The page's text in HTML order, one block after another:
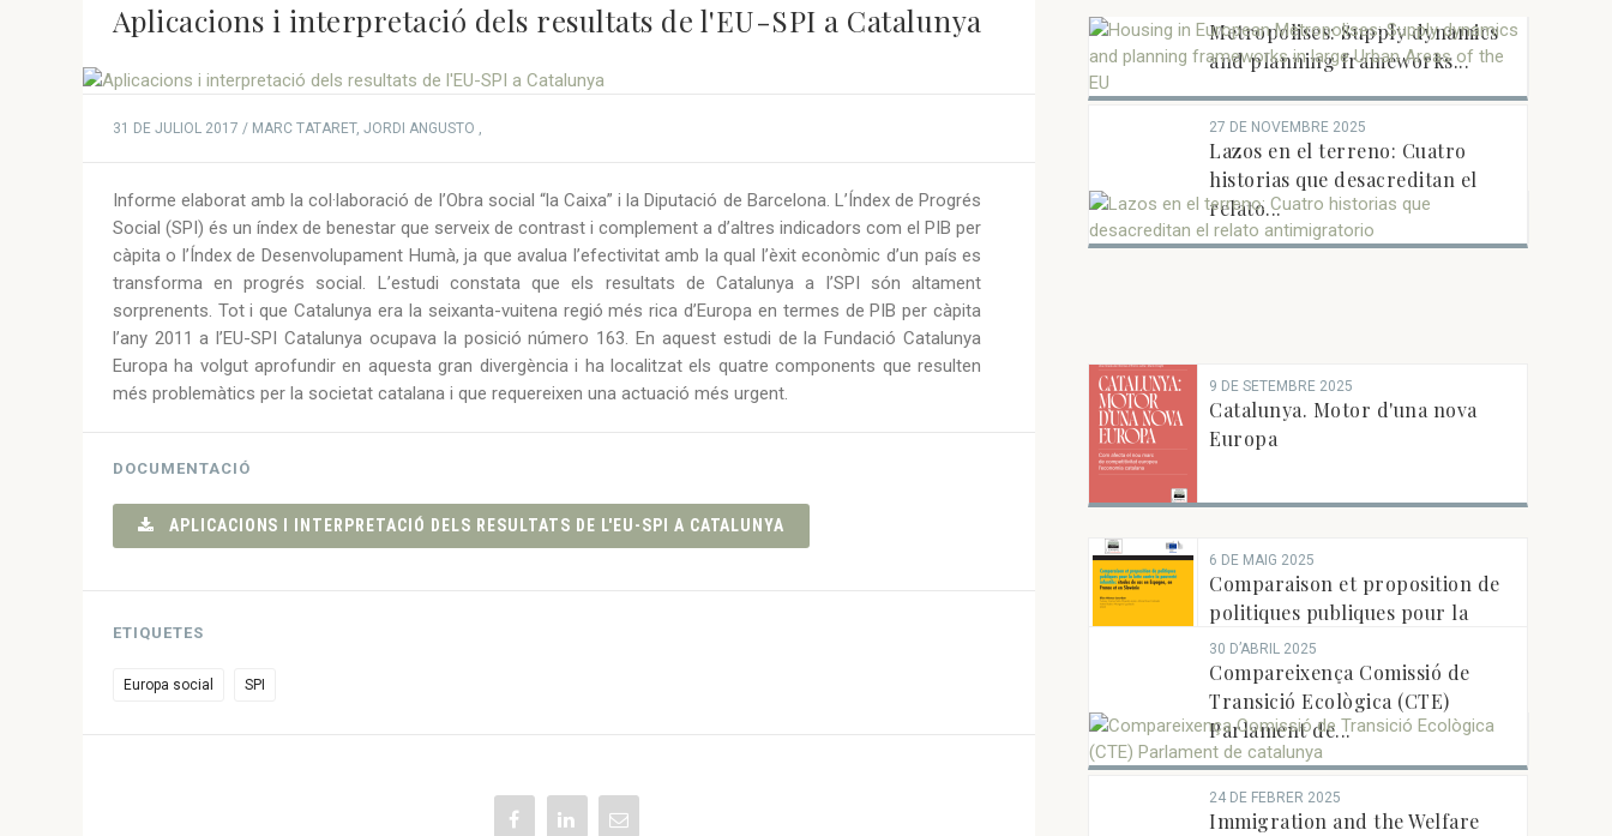
Aplicacions i interpretació dels resultats de l'EU-SPI a Catalunya
31 DE JULIOL 2017 / MARC TATARET, JORDI ANGUSTO ,
Informe elaborat amb la col·laboració de l’Obra social “la Caixa” i la Diputació de Barcelona. L’Índex de Progrés
Social (SPI) és un índex de benestar que serveix de contrast i complement a d’altres indicadors com el PIB per
càpita o l’Índex de Desenvolupament Humà, ja que avalua l’efectivitat amb la qual l’èxit econòmic d’un país es
transforma en progrés social. L’estudi constata que els resultats de Catalunya a l’SPI són altament
sorprenents. Tot i que Catalunya era la seixanta-vuitena regió més rica d’Europa en termes de PIB per càpita
l’any 2011 a l’EU-SPI Catalunya ocupava la posició número 163. En aquest estudi de la Fundació Catalunya
Europa ha volgut aprofundir en aquesta gran divergència i ha localitzat els quatre components que resulten
més problemàtics per la societat catalana i que requereixen una actuació més urgent.
DOCUMENTACIÓ
APLICACIONS I INTERPRETACIÓ DELS RESULTATS DE L'EU-SPI A CATALUNYA
ETIQUETES
Europa social SPI
Metropolises: Supply dynamics
and planning frameworks...
27 DE NOVEMBRE 2025
Lazos en el terreno: Cuatro
historias que desacreditan el
relato...
9 DE SETEMBRE 2025
Catalunya. Motor d'una nova
Europa
6 DE MAIG 2025
Comparaison et proposition de
politiques publiques pour la
lutte contre la...
30 D’ABRIL 2025
Compareixença Comissió de
Transició Ecològica (CTE)
Parlament de...
24 DE FEBRER 2025
Immigration and the Welfare